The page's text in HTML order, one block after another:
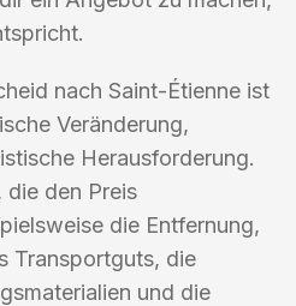
nach Saint-Étienne ist
Veränderung,
Herausforderung.
die den Preis
die Entfernung,
Transportguts, die
und die